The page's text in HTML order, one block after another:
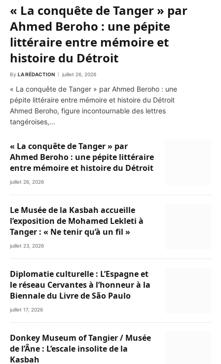
« La conquête de Tanger » par
Ahmed Beroho : une pépite
littéraire entre mémoire et
histoire du Détroit
By LA RÉDACTION juillet 26, 2026
« La conquête de Tanger » par Ahmed Beroho : une
pépite littéraire entre mémoire et histoire du Détroit
Ahmed Beroho, figure incontournable des lettres
tangéroises,…
« La conquête de Tanger » par
Ahmed Beroho : une pépite littéraire
entre mémoire et histoire du Détroit
juillet 26, 2026
Le Musée de la Kasbah accueille
l’exposition de Mohamed Lekleti à
Tanger : « Ne tenir qu’à un fil »
juillet 23, 2026
Diplomatie culturelle : L’Espagne et
le réseau Cervantes à l’honneur à la
Biennale du Livre de São Paulo
juillet 17, 2026
Donkey Museum of Tangier / Musée
de l’Âne : L’escale insolite de la
Kasbah